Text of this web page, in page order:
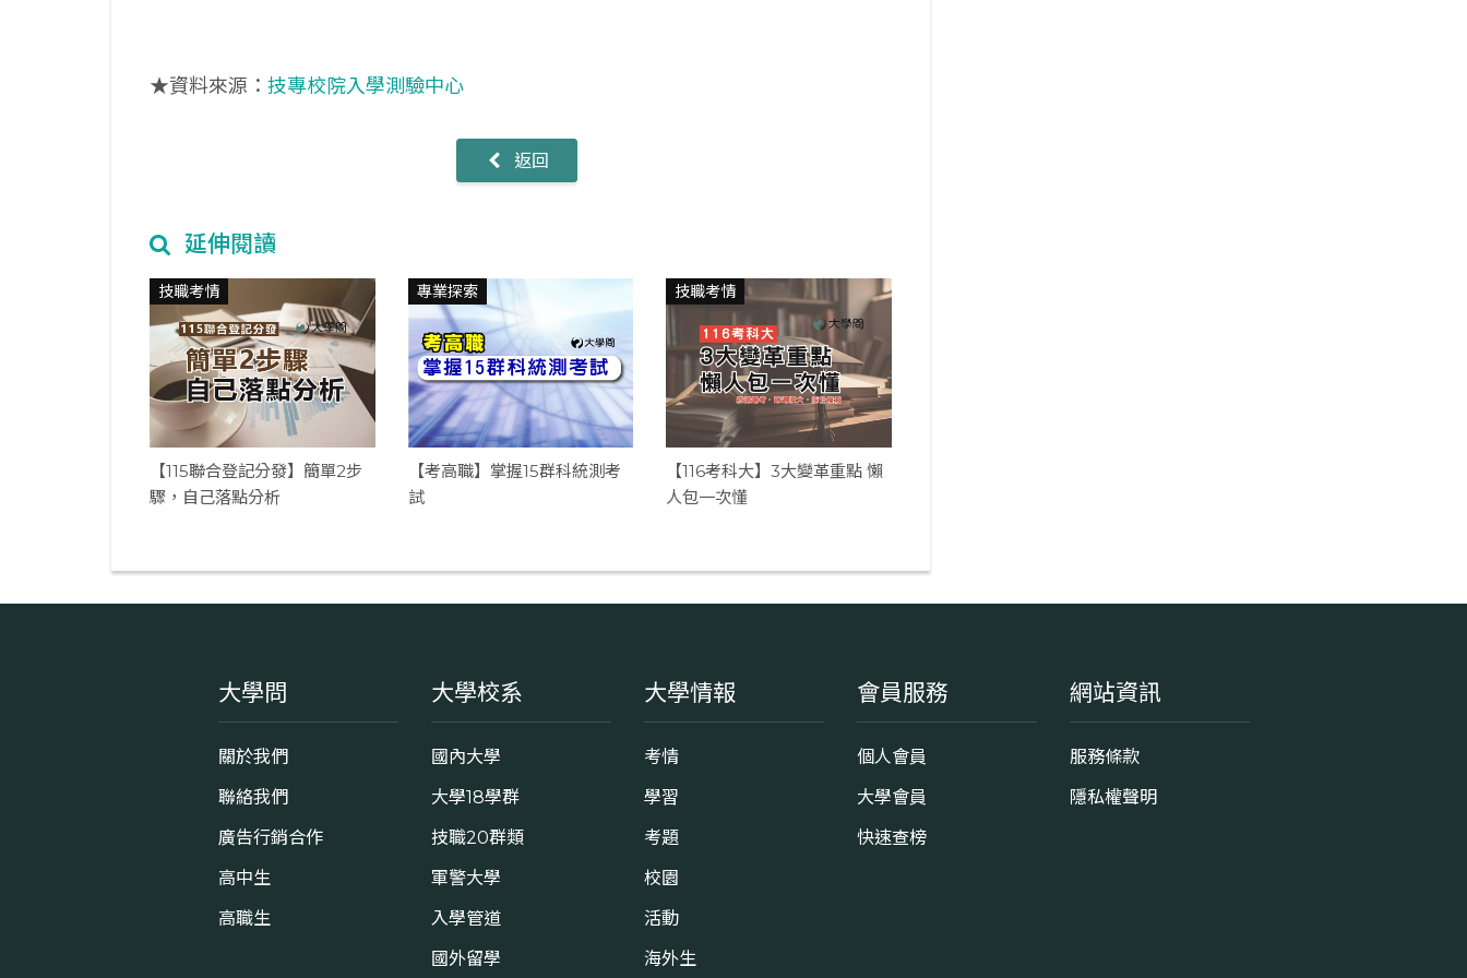
★資料來源： 技專校院入學測驗中心
返回
延伸閱讀
技職考情
【115聯合登記分發】簡單2步
驟，自己落點分析
專業探索
【考高職】掌握15群科統測考
試
技職考情
【116考科大】3大變革重點 懶
人包一次懂
大學問
關於我們
聯絡我們
廣告行銷合作
高中生
高職生
大學校系
國內大學
大學18學群
技職20群類
軍警大學
入學管道
國外留學
大學情報
考情
學習
考題
校園
活動
海外生
會員服務
個人會員
大學會員
快速查榜
網站資訊
服務條款
隱私權聲明